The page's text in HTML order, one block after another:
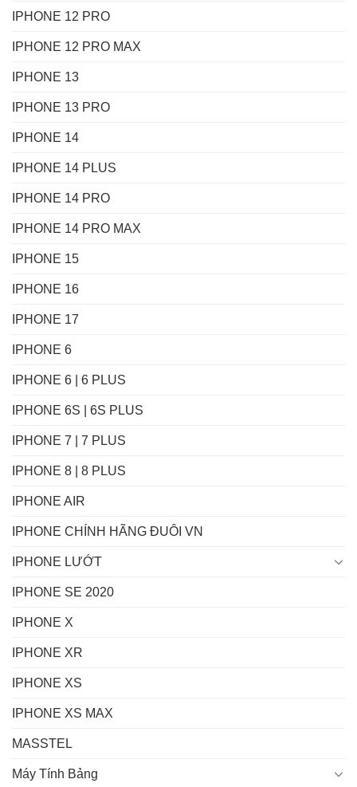
IPHONE 12 PRO
IPHONE 12 PRO MAX
IPHONE 13
IPHONE 13 PRO
IPHONE 14
IPHONE 14 PLUS
IPHONE 14 PRO
IPHONE 14 PRO MAX
IPHONE 15
IPHONE 16
IPHONE 17
IPHONE 6
IPHONE 6 | 6 PLUS
IPHONE 6S | 6S PLUS
IPHONE 7 | 7 PLUS
IPHONE 8 | 8 PLUS
IPHONE AIR
IPHONE CHÍNH HÃNG ĐUÔI VN
IPHONE LƯỚT
IPHONE SE 2020
IPHONE X
IPHONE XR
IPHONE XS
IPHONE XS MAX
MASSTEL
Máy Tính Bảng